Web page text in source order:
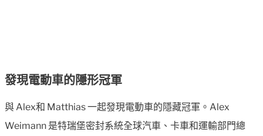
發現電動車的隱形冠軍
與 Alex和 Matthias 一起發現電動車的隱藏冠軍。Alex
Weimann 是特瑞堡密封系統全球汽車、卡車和運輸部門總